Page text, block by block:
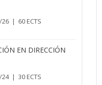
26 | 60 ECTS
EN DIRECCIÓN
24 | 30 ECTS